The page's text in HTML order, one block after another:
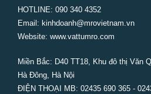
HOTLINE: 090 340 4352
Email: kinhdoanh@mrovietnam.vn
Website: www.vattumro.com
Miền Bắc: D40 TT18, Khu đô thị Văn
Hà Đông, Hà Nội
ĐIỆN THOẠI MB: 02435 690 365 -